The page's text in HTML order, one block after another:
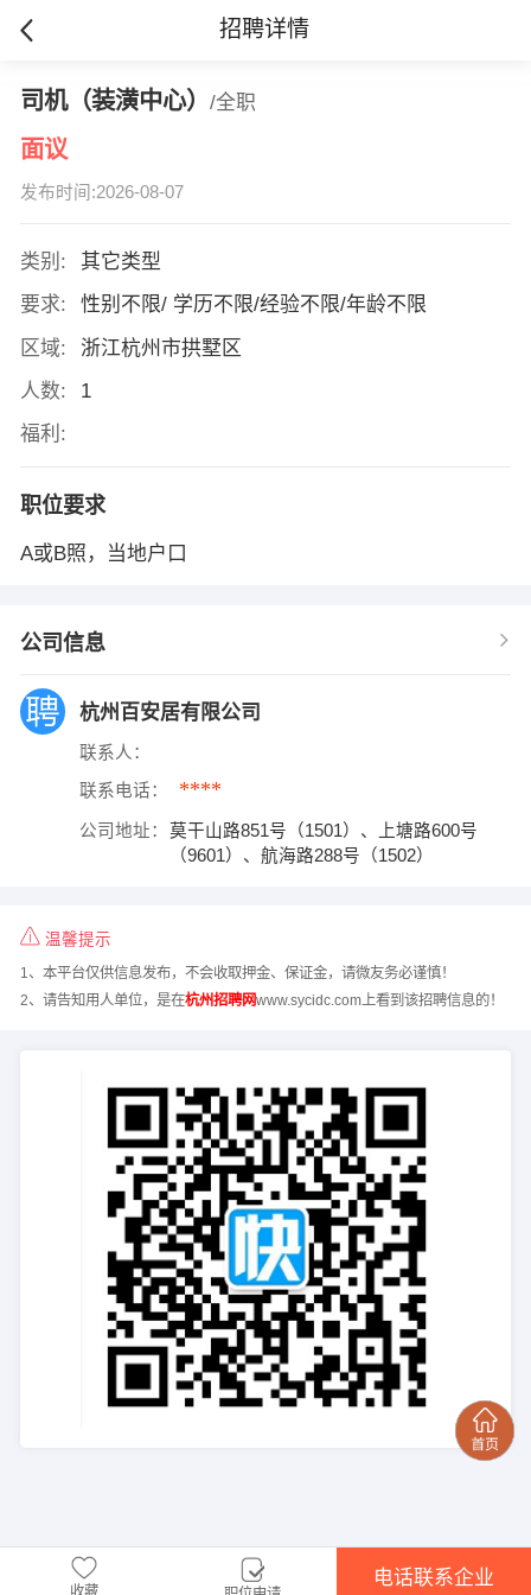
招聘详情
司机（装潢中心） /全职
面议
发布时间:2026-08-07
类别:
其它类型
要求:
性别不限/ 学历不限/经验不限/年龄不限
区域:
浙江杭州市拱墅区
人数:
1
福利:
职位要求
A或B照，当地户口
公司信息
杭州百安居有限公司
联系人：
联系电话： ****
公司地址：
莫干山路851号（1501）、上塘路600号
（9601）、航海路288号（1502）
温馨提示
1、本平台仅供信息发布，不会收取押金、保证金，请微友务必谨慎！
2、请告知用人单位，是在杭州招聘网www.sycidc.com上看到该招聘信息的！
电话联系企业